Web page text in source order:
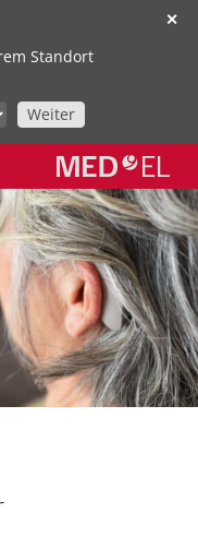
✕
Standort
Weiter